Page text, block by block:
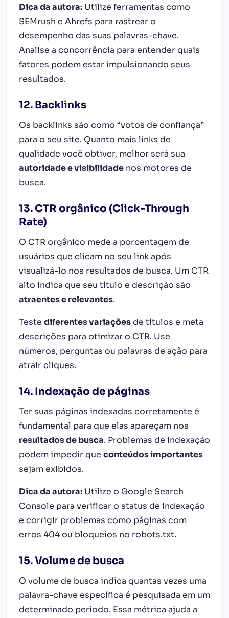
Dica da autora: Utilize ferramentas como
SEMrush e Ahrefs para rastrear o
desempenho das suas palavras-chave.
Analise a concorrência para entender quais
fatores podem estar impulsionando seus
resultados.
12. Backlinks
Os backlinks são como “votos de confiança”
para o seu site. Quanto mais links de
qualidade você obtiver, melhor será sua
autoridade e visibilidade nos motores de
busca.
13. CTR orgânico (Click-Through
Rate)
O CTR orgânico mede a porcentagem de
usuários que clicam no seu link após
visualizá-lo nos resultados de busca. Um CTR
alto indica que seu título e descrição são
atraentes e relevantes.
Teste diferentes variaçõesde títulos e meta
descrições para otimizar o CTR. Use
números, perguntas ou palavras de ação para
atrair cliques.
14. Indexação de páginas
Ter suas páginas indexadas corretamente é
fundamental para que elas apareçam nos
resultados de busca. Problemas de indexação
podem impedir que conteúdos importantes
sejam exibidos.
Dica da autora: Utilize o Google Search
Console para verificar o status de indexação
e corrigir problemas como páginas com
erros 404 ou bloqueios no robots.txt.
15. Volume de busca
O volume de busca indica quantas vezes uma
palavra-chave específica é pesquisada em um
determinado período. Essa métrica ajuda a